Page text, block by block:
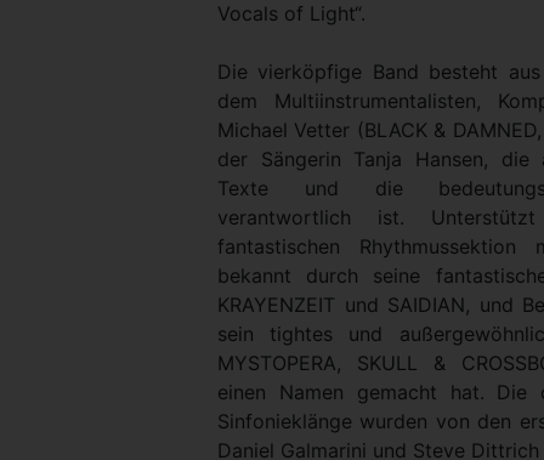
Vocals of Light“.
Die vierköpfige Band besteht
dem Multiinstrumentalisten,
Michael Vetter (BLACK &
der Sängerin Tanja Hansen,
Texte und die
verantwortlich ist.
fantastischen
bekannt durch seine
KRAYENZEIT und SAIDIAN, und
sein tightes und
MYSTOPERA, SKULL &
einen Namen gemacht hat. Die
Sinfonieklänge wurden von den
Daniel Galmarini und Steve